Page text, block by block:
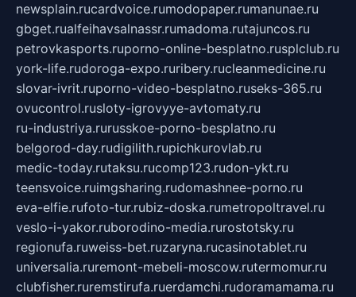
newsplain.rucardvoice.rumodopaper.rumanunae.ru
gbget.rualfeihavsalnassr.rumadoma.rutajuncos.ru
petrovkasports.ruporno-online-besplatno.rusplclub.ru
york-life.rudoroga-expo.ruribery.rucleanmedicine.ru
slovar-ivrit.ruporno-video-besplatno.ruseks-365.ru
ovucontrol.rusloty-igrovyye-avtomaty.ru
ru-industriya.rurusskoe-porno-besplatno.ru
belgorod-day.rudigilith.rupichkurovlab.ru
medic-today.rutaksu.rucomp123.rudon-ykt.ru
teensvoice.ruimgsharing.rudomashnee-porno.ru
eva-elfie.rufoto-tur.rubiz-doska.rumetropoltravel.ru
veslo-i-yakor.ruborodino-media.rurostotsky.ru
regionufa.ruweiss-bet.ruzaryna.rucasinotablet.ru
universalia.ruremont-mebeli-moscow.rutermomur.ru
clubfisher.ruremstirufa.ruerdamchi.rudoramamama.ru